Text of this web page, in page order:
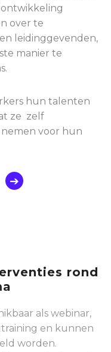
over te
leidinggevenden,
manier te
hun talenten
ze zelf
voor hun
rond
als webinar,
en kunnen
worden.